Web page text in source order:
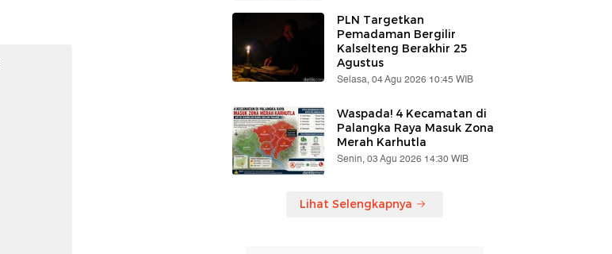
PLN Targetkan
Pemadaman Bergilir
Kalselteng Berakhir 25
Agustus
Selasa, 04 Agu 2026 10:45 WIB
Waspada! 4 Kecamatan di
Palangka Raya Masuk Zona
Merah Karhutla
Senin, 03 Agu 2026 14:30 WIB
Lihat Selengkapnya